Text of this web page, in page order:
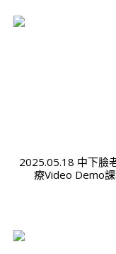
2025.05.18 中下臉
療Video Demo